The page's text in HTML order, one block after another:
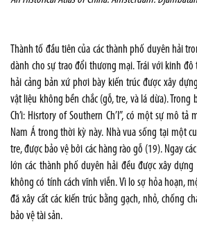
Thành tố đầu tiên của các thành phố duyên hải
dành cho sự trao đổi thương mại. Trái với kinh
hải cảng bản xứ phơi bày kiến trúc được xây
vật liệu không bền chắc (gỗ, tre, và lá dừa). Trong
Ch’i: Hisrtory of Southern Ch’I”, có một sự mô
Nam Á trong thời kỳ này. Nhà vua sống tại một
tre, được bảo vệ bởi các hàng rào gỗ (19). Ngay
lớn các thành phố duyên hải đều được xây
không có tính cách vĩnh viễn. Vì lo sợ hỏa hoạn,
đã xây cất các kiến trúc bằng gạch, nhỏ, chống
bảo vệ tài sản.